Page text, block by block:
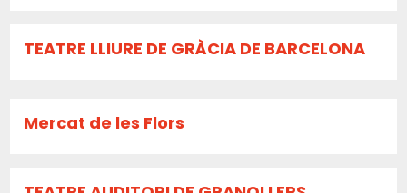
TEATRE LLIURE DE GRÀCIA DE BARCELONA
Mercat de les Flors